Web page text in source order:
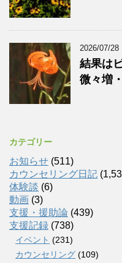
2026/07/28
結果は
微々増
カテゴリー
お知らせ (511)
カウンセリング日記
体験談 (6)
動画 (3)
支援・援助論 (439)
支援記録 (738)
イベント (231)
カウンセリング (109)